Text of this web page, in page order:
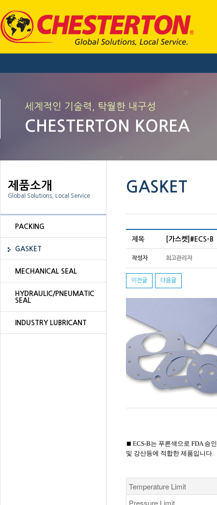
세계적인 기술력, 탁월한 내구성
CHESTERTON KOREA
제품소개
Global Solutions, Local Service
PACKING
GASKET
MECHANICAL SEAL
HYDRAULIC/PNEUMATIC
SEAL
INDUSTRY LUBRICANT
GASKET
제목 [가스켓]#ECS-B
작성자 최고관리자
이전글 다음글
■ ECS-B는 푸른색으로 FDA 승
및 강산등에 적합한 제품입니다.
​Temperature Limit
Pressure Limit